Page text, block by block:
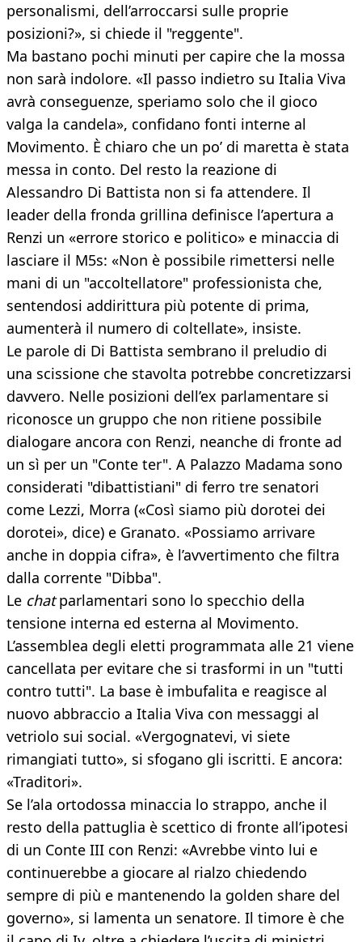
personalismi, dell’arroccarsi sulle proprie
posizioni?», si chiede il "reggente".
Ma bastano pochi minuti per capire che la mossa
non sarà indolore. «Il passo indietro su Italia Viva
avrà conseguenze, speriamo solo che il gioco
valga la candela», confidano fonti interne al
Movimento. È chiaro che un po’ di maretta è stata
messa in conto. Del resto la reazione di
Alessandro Di Battista non si fa attendere. Il
leader della fronda grillina definisce l’apertura a
Renzi un «errore storico e politico» e minaccia di
lasciare il M5s: «Non è possibile rimettersi nelle
mani di un "accoltellatore" professionista che,
sentendosi addirittura più potente di prima,
aumenterà il numero di coltellate», insiste.
Le parole di Di Battista sembrano il preludio di
una scissione che stavolta potrebbe concretizzarsi
davvero. Nelle posizioni dell’ex parlamentare si
riconosce un gruppo che non ritiene possibile
dialogare ancora con Renzi, neanche di fronte ad
un sì per un "Conte ter". A Palazzo Madama sono
considerati "dibattistiani" di ferro tre senatori
come Lezzi, Morra («Così siamo più dorotei dei
dorotei», dice) e Granato. «Possiamo arrivare
anche in doppia cifra», è l’avvertimento che filtra
dalla corrente "Dibba".
Le chatparlamentari sono lo specchio della
tensione interna ed esterna al Movimento.
L’assemblea degli eletti programmata alle 21 viene
cancellata per evitare che si trasformi in un "tutti
contro tutti". La base è imbufalita e reagisce al
nuovo abbraccio a Italia Viva con messaggi al
vetriolo sui social. «Vergognatevi, vi siete
rimangiati tutto», si sfogano gli iscritti. E ancora:
«Traditori».
Se l’ala ortodossa minaccia lo strappo, anche il
resto della pattuglia è scettico di fronte all’ipotesi
di un Conte III con Renzi: «Avrebbe vinto lui e
continuerebbe a giocare al rialzo chiedendo
sempre di più e mantenendo la golden share del
governo», si lamenta un senatore. Il timore è che